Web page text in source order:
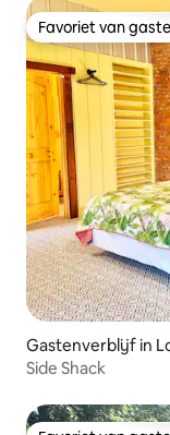
Favoriet van
Favoriet van
Gastenverblijf in
Side Shack